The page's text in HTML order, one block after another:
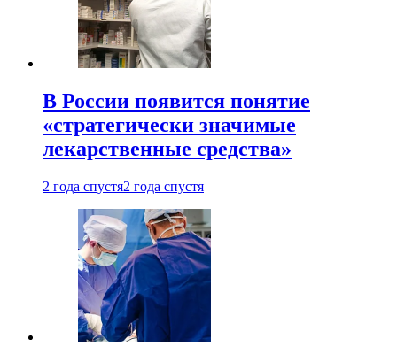
В России появится понятие
«стратегически значимые
лекарственные средства»
2 года спустя2 года спустя